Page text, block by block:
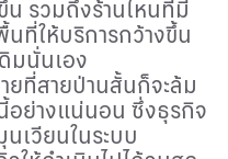
น รวมถึงร้านไหนที่มี
ที่ให้บริการกว้างขึ้น
มนั่นเอง
ยที่สายป่านสั้นก็จะล้ม
อย่างแน่นอน ซึ่งธุรกิจ
เวียนในระบบ